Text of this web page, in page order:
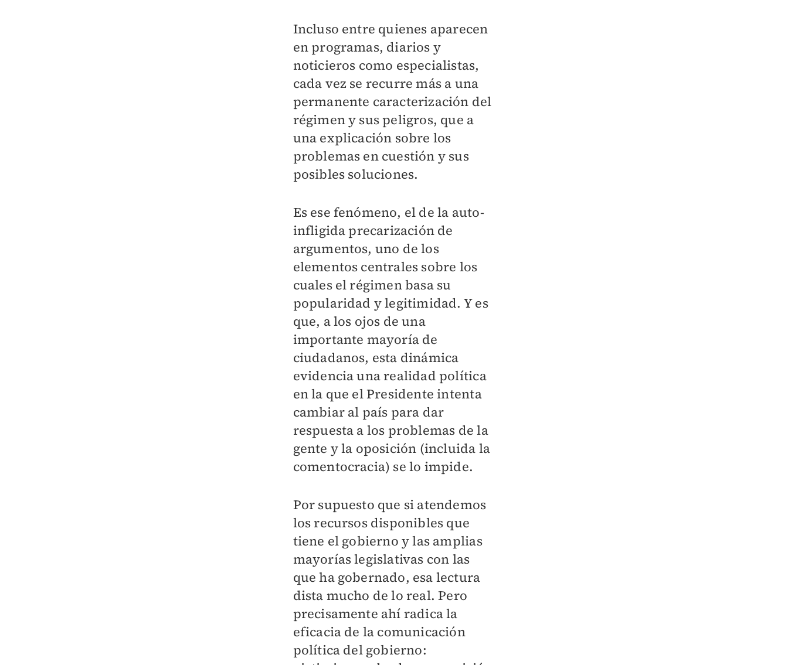
Incluso entre quienes aparecen
en programas, diarios y
noticieros como especialistas,
cada vez se recurre más a una
permanente caracterización del
régimen y sus peligros, que a
una explicación sobre los
problemas en cuestión y sus
posibles soluciones.
Es ese fenómeno, el de la auto-
infligida precarización de
argumentos, uno de los
elementos centrales sobre los
cuales el régimen basa su
popularidad y legitimidad. Y es
que, a los ojos de una
importante mayoría de
ciudadanos, esta dinámica
evidencia una realidad política
en la que el Presidente intenta
cambiar al país para dar
respuesta a los problemas de la
gente y la oposición (incluida la
comentocracia) se lo impide.
Por supuesto que si atendemos
los recursos disponibles que
tiene el gobierno y las amplias
mayorías legislativas con las
que ha gobernado, esa lectura
dista mucho de lo real. Pero
precisamente ahí radica la
eficacia de la comunicación
política del gobierno: